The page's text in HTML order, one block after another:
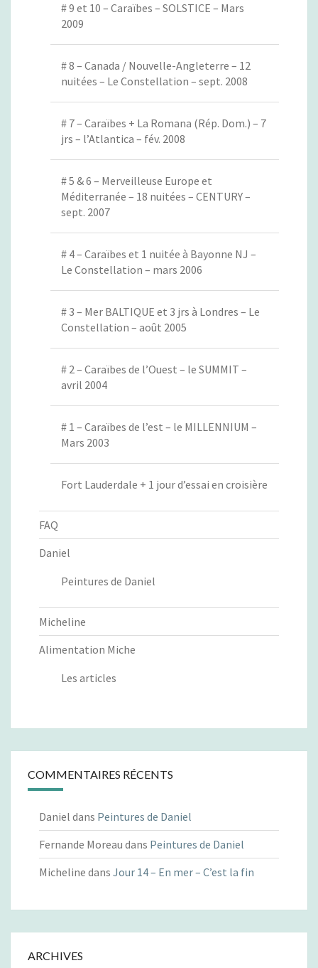
# 9 et 10 – Caraïbes – SOLSTICE – Mars
2009
# 8 – Canada / Nouvelle-Angleterre – 12
nuitées – Le Constellation – sept. 2008
# 7 – Caraïbes + La Romana (Rép. Dom.) – 7
jrs – l’Atlantica – fév. 2008
# 5 & 6 – Merveilleuse Europe et
Méditerranée – 18 nuitées – CENTURY –
sept. 2007
# 4 – Caraïbes et 1 nuitée à Bayonne NJ –
Le Constellation – mars 2006
# 3 – Mer BALTIQUE et 3 jrs à Londres – Le
Constellation – août 2005
# 2 – Caraïbes de l’Ouest – le SUMMIT –
avril 2004
# 1 – Caraïbes de l’est – le MILLENNIUM –
Mars 2003
Fort Lauderdale + 1 jour d’essai en croisière
FAQ
Daniel
Peintures de Daniel
Micheline
Alimentation Miche
Les articles
COMMENTAIRES RÉCENTS
Daniel dans Peintures de Daniel
Fernande Moreau dans Peintures de Daniel
Micheline dans Jour 14 – En mer – C’est la fin
ARCHIVES